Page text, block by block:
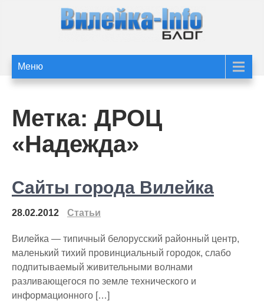
Статьи и новости
сайта Вилейка-Info
Статьи и новости Вилейки
Меню
Метка: ДРОЦ
«Надежда»
Сайты города Вилейка
28.02.2012 Статьи
Вилейка — типичный белорусский районный центр,
маленький тихий провинциальный городок, слабо
подпитываемый живительными волнами
разливающегося по земле технического и
информационного […]